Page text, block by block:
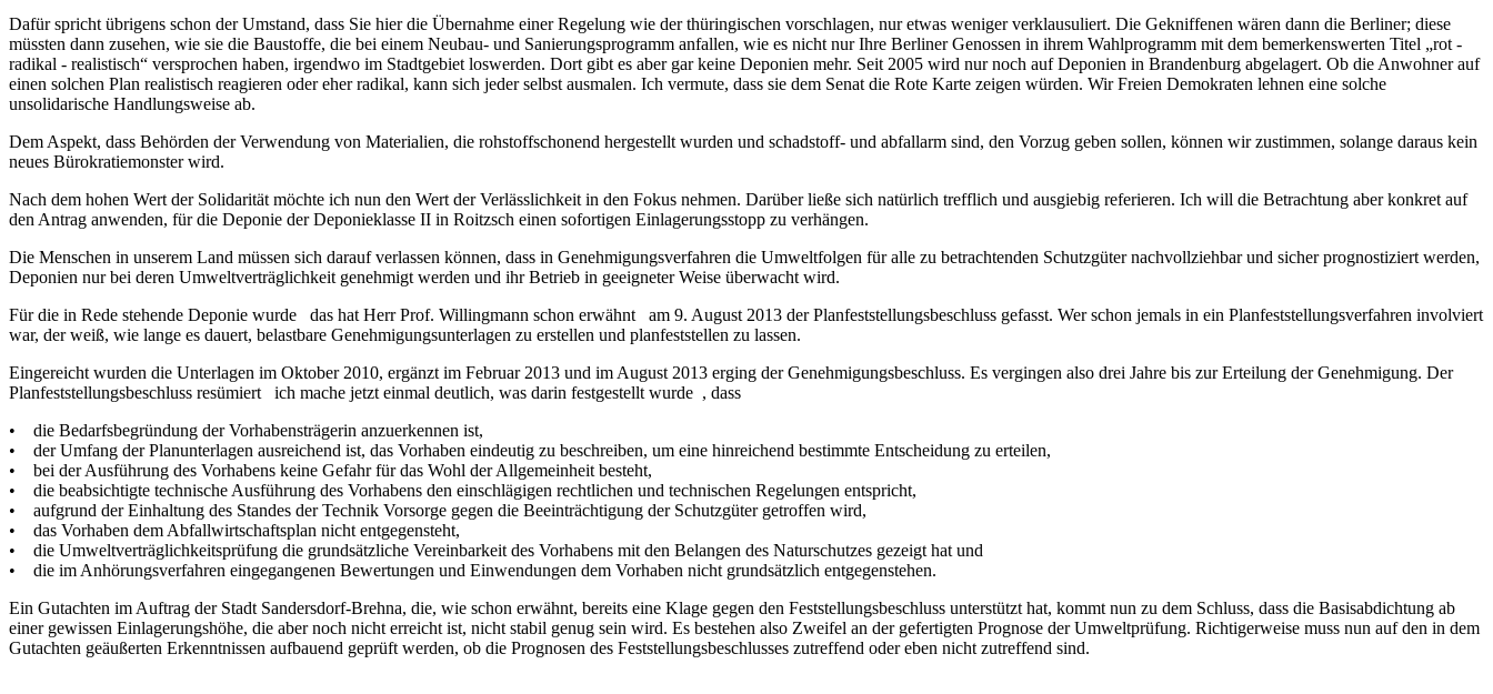
Dafür spricht übrigens schon der Umstand, dass Sie hier die Übernahme einer Regelung wie der thüringischen vorschlagen, nur etwas weniger verklausuliert. Die Gekniffenen wären dann die Berliner; diese
müssten dann zusehen, wie sie die Baustoffe, die bei einem Neubau- und Sanierungsprogramm anfallen, wie es nicht nur Ihre Berliner Genossen in ihrem Wahlprogramm mit dem bemerkenswerten Titel „rot -
radikal - realistisch“ versprochen haben, irgendwo im Stadtgebiet loswerden. Dort gibt es aber gar keine Deponien mehr. Seit 2005 wird nur noch auf Deponien in Brandenburg abgelagert. Ob die Anwohner auf
einen solchen Plan realistisch reagieren oder eher radikal, kann sich jeder selbst ausmalen. Ich vermute, dass sie dem Senat die Rote Karte zeigen würden. Wir Freien Demokraten lehnen eine solche
unsolidarische Handlungsweise ab.
Dem Aspekt, dass Behörden der Verwendung von Materialien, die rohstoffschonend hergestellt wurden und schadstoff- und abfallarm sind, den Vorzug geben sollen, können wir zustimmen, solange daraus kein
neues Bürokratiemonster wird.
Nach dem hohen Wert der Solidarität möchte ich nun den Wert der Verlässlichkeit in den Fokus nehmen. Darüber ließe sich natürlich trefflich und ausgiebig referieren. Ich will die Betrachtung aber konkret auf
den Antrag anwenden, für die Deponie der Deponieklasse II in Roitzsch einen sofortigen Einlagerungsstopp zu verhängen.
Die Menschen in unserem Land müssen sich darauf verlassen können, dass in Genehmigungsverfahren die Umweltfolgen für alle zu betrachtenden Schutzgüter nachvollziehbar und sicher prognostiziert werden,
Deponien nur bei deren Umweltverträglichkeit genehmigt werden und ihr Betrieb in geeigneter Weise überwacht wird.
Für die in Rede stehende Deponie wurde das hat Herr Prof. Willingmann schon erwähnt am 9. August 2013 der Planfeststellungsbeschluss gefasst. Wer schon jemals in ein Planfeststellungsverfahren involviert
war, der weiß, wie lange es dauert, belastbare Genehmigungsunterlagen zu erstellen und planfeststellen zu lassen.
Eingereicht wurden die Unterlagen im Oktober 2010, ergänzt im Februar 2013 und im August 2013 erging der Genehmigungsbeschluss. Es vergingen also drei Jahre bis zur Erteilung der Genehmigung. Der
Planfeststellungsbeschluss resümiert ich mache jetzt einmal deutlich, was darin festgestellt wurde , dass
• die Bedarfsbegründung der Vorhabensträgerin anzuerkennen ist,
• der Umfang der Planunterlagen ausreichend ist, das Vorhaben eindeutig zu beschreiben, um eine hinreichend bestimmte Entscheidung zu erteilen,
• bei der Ausführung des Vorhabens keine Gefahr für das Wohl der Allgemeinheit besteht,
• die beabsichtigte technische Ausführung des Vorhabens den einschlägigen rechtlichen und technischen Regelungen entspricht,
• aufgrund der Einhaltung des Standes der Technik Vorsorge gegen die Beeinträchtigung der Schutzgüter getroffen wird,
• das Vorhaben dem Abfallwirtschaftsplan nicht entgegensteht,
• die Umweltverträglichkeitsprüfung die grundsätzliche Vereinbarkeit des Vorhabens mit den Belangen des Naturschutzes gezeigt hat und
• die im Anhörungsverfahren eingegangenen Bewertungen und Einwendungen dem Vorhaben nicht grundsätzlich entgegenstehen.
Ein Gutachten im Auftrag der Stadt Sandersdorf-Brehna, die, wie schon erwähnt, bereits eine Klage gegen den Feststellungsbeschluss unterstützt hat, kommt nun zu dem Schluss, dass die Basisabdichtung ab
einer gewissen Einlagerungshöhe, die aber noch nicht erreicht ist, nicht stabil genug sein wird. Es bestehen also Zweifel an der gefertigten Prognose der Umweltprüfung. Richtigerweise muss nun auf den in dem
Gutachten geäußerten Erkenntnissen aufbauend geprüft werden, ob die Prognosen des Feststellungsbeschlusses zutreffend oder eben nicht zutreffend sind.